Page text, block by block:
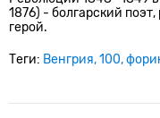
1876) - болгарский
герой.
Теги: Венгрия 100